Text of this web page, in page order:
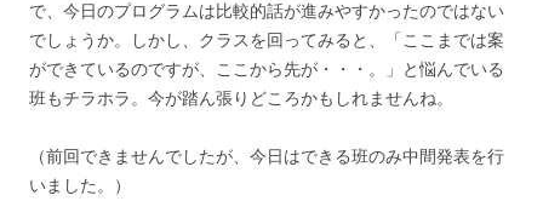
で、今日のプログラムは比較的話が進みやすかったのではない
でしょうか。しかし、クラスを回ってみると、「ここまでは案
ができているのですが、ここから先が・・・。」と悩んでいる
班もチラホラ。今が踏ん張りどころかもしれませんね。
（前回できませんでしたが、今日はできる班のみ中間発表を行
いました。）